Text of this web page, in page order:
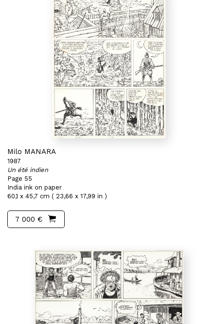
Milo MANARA
1987
Un été indien
Page 55
India ink on paper
60,1 x 45,7 cm ( 23,66 x 17,99 in )
7 000 €